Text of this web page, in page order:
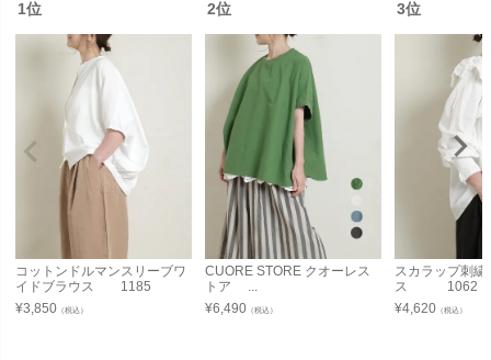
1位
コットンドルマンスリーブワ
イドブラウス 1185
¥3,850 （税込）
2位
CUORE STORE クオーレス
トア ...
¥6,490 （税込）
3位
スカラップ刺
ス 1062
¥4,620 （税込）